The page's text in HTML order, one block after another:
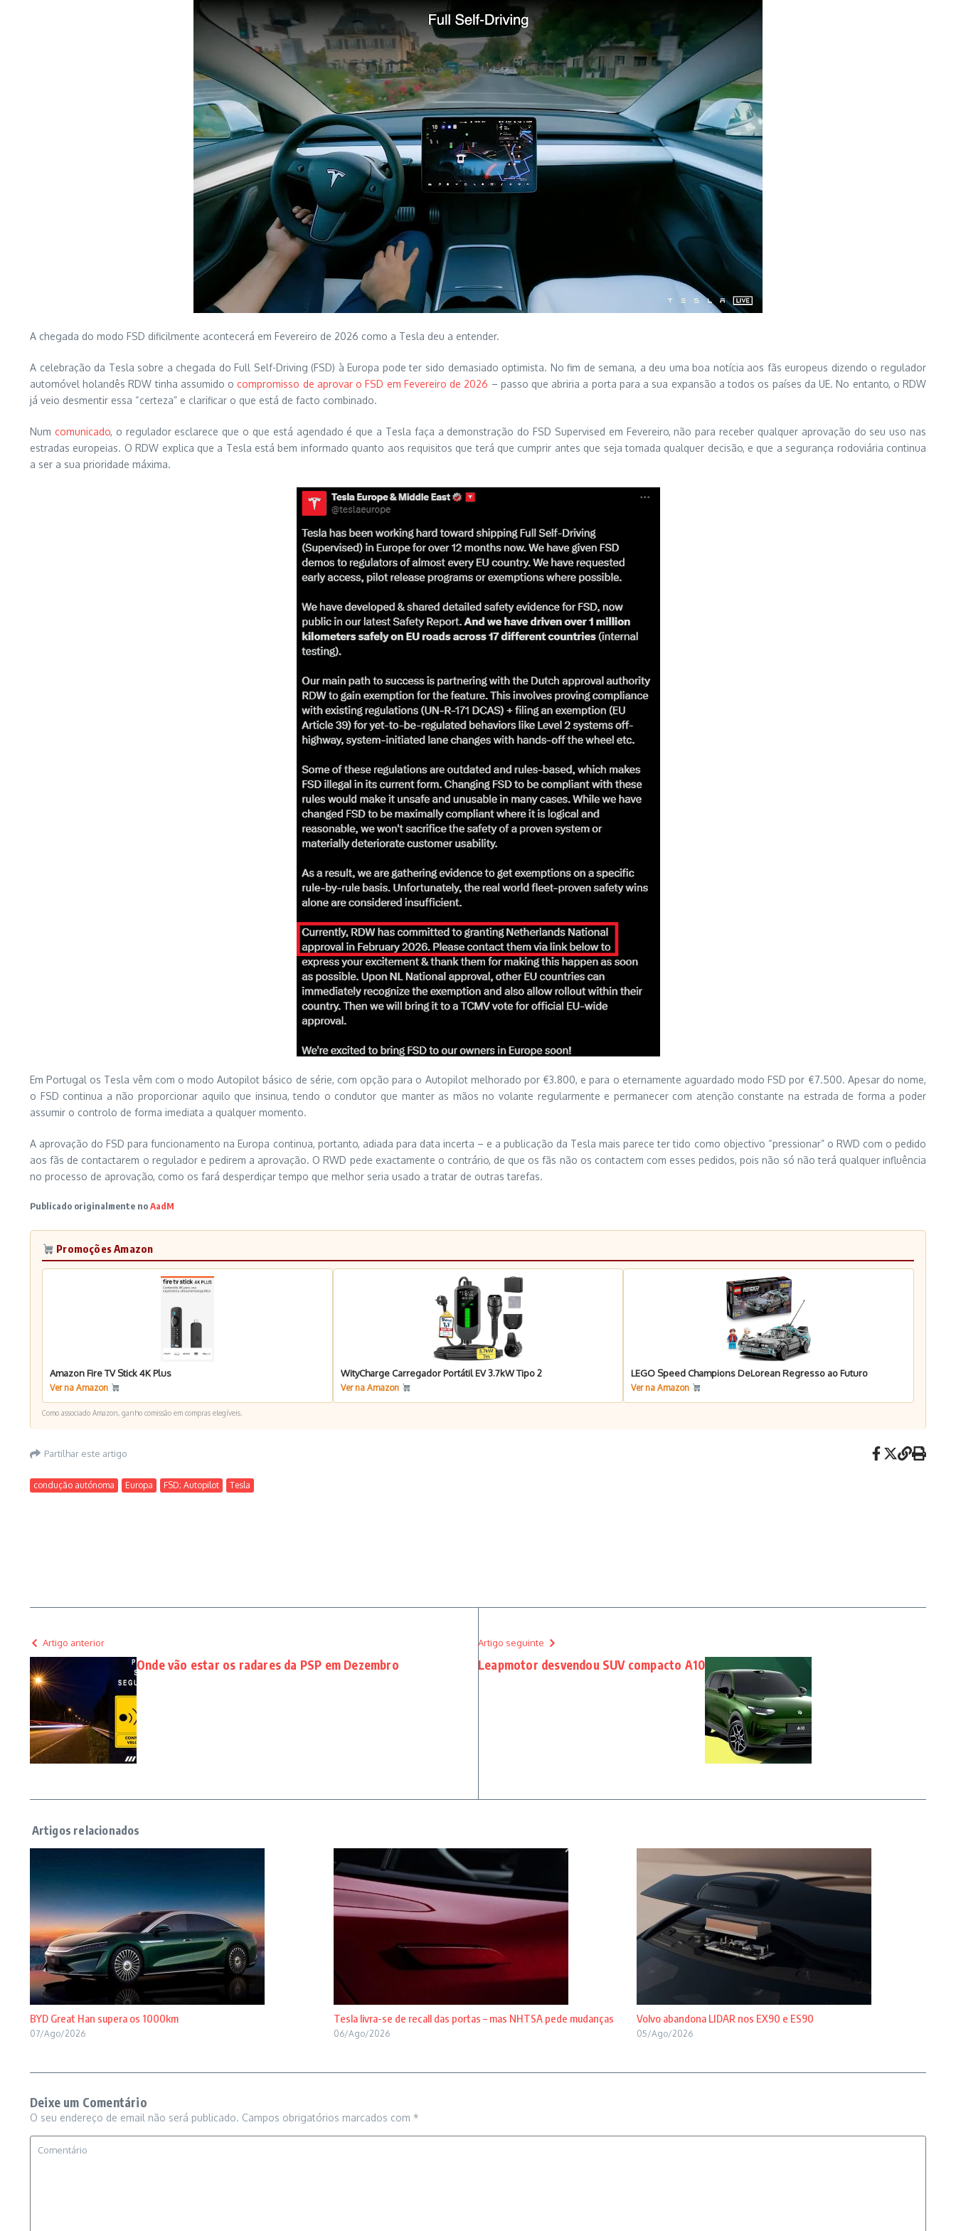
A chegada do modo FSD dificilmente acontecerá em Fevereiro de 2026 como a Tesla deu a entender.
A celebração da Tesla sobre a chegada do Full Self-Driving (FSD) à Europa pode ter sido demasiado optimista. No fim de semana, a deu uma boa notícia aos fãs europeus dizendo o regulador
automóvel holandês RDW tinha assumido o compromisso de aprovar o FSD em Fevereiro de 2026 – passo que abriria a porta para a sua expansão a todos os países da UE. No entanto, o RDW
já veio desmentir essa “certeza” e clarificar o que está de facto combinado.
Num comunicado, o regulador esclarece que o que está agendado é que a Tesla faça a demonstração do FSD Supervised em Fevereiro, não para receber qualquer aprovação do seu uso nas
estradas europeias. O RDW explica que a Tesla está bem informado quanto aos requisitos que terá que cumprir antes que seja tomada qualquer decisão, e que a segurança rodoviária continua
a ser a sua prioridade máxima.
Em Portugal os Tesla vêm com o modo Autopilot básico de série, com opção para o Autopilot melhorado por €3.800, e para o eternamente aguardado modo FSD por €7.500. Apesar do nome,
o FSD continua a não proporcionar aquilo que insinua, tendo o condutor que manter as mãos no volante regularmente e permanecer com atenção constante na estrada de forma a poder
assumir o controlo de forma imediata a qualquer momento.
A aprovação do FSD para funcionamento na Europa continua, portanto, adiada para data incerta – e a publicação da Tesla mais parece ter tido como objectivo “pressionar” o RWD com o pedido
aos fãs de contactarem o regulador e pedirem a aprovação. O RWD pede exactamente o contrário, de que os fãs não os contactem com esses pedidos, pois não só não terá qualquer influência
no processo de aprovação, como os fará desperdiçar tempo que melhor seria usado a tratar de outras tarefas.
Publicado originalmente noAadM
Promoções Amazon
Amazon Fire TV Stick 4K Plus
Ver na Amazon
WityCharge Carregador Portátil EV 3.7kW Tipo 2
Ver na Amazon
LEGO Speed Champions DeLorean Regresso ao Futuro
Ver na Amazon
Como associado Amazon, ganho comissão em compras elegíveis.
Partilhar este artigo
condução autónoma Europa FSD; Autopilot Tesla
Artigo anterior
Onde vão estar os radares da PSP em Dezembro
Artigo seguinte
Leapmotor desvendou SUV compacto A10
BYD Great Han supera os 1000km
07/Ago/2026
Tesla livra-se de recall das portas – mas NHTSA pede mudanças
06/Ago/2026
Volvo abandona LIDAR nos EX90 e ES90
05/Ago/2026
Deixe um Comentário
O seu endereço de email não será publicado. Campos obrigatórios marcados com *